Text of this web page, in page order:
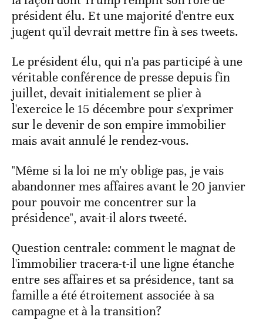
président élu. Et une majorité d'entre eux
jugent qu'il devrait mettre fin à ses tweets.
Le président élu, qui n'a pas participé à une
véritable conférence de presse depuis fin
juillet, devait initialement se plier à
l'exercice le 15 décembre pour s'exprimer
sur le devenir de son empire immobilier
mais avait annulé le rendez-vous.
"Même si la loi ne m'y oblige pas, je vais
abandonner mes affaires avant le 20 janvier
pour pouvoir me concentrer sur la
présidence", avait-il alors tweeté.
Question centrale: comment le magnat de
l'immobilier tracera-t-il une ligne étanche
entre ses affaires et sa présidence, tant sa
famille a été étroitement associée à sa
campagne et à la transition?